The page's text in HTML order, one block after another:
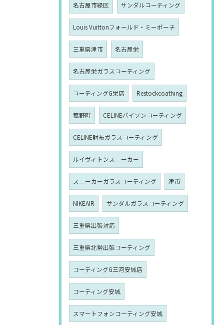
名古屋市緑区 サンダルコーティング
Louis Vuittonフォールド・ミーポーチ
三重県津市 名古屋栄
名古屋栄ガラスコーティング
コーティングG栄店 Restockcoathing
菰野町 CELINEパイソンコーティング
CELINE財布ガラスコーティング
ルイヴィトンスニーカー
スニーカーガラスコーティング 津市
NIKEAIR サンダルガラスコーティング
三重県出張対応
三重県北勢出張コーティング
コーティングG三河安城店
コーティング安城
スマートフォンコーティング安城